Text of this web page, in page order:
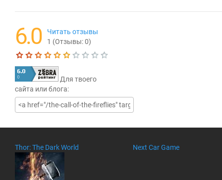
6.0
Читать отзывы
1 (Отзывы:0)
6.0
Для твоего
сайта или блога:
Thor: The Dark World Next Car Game